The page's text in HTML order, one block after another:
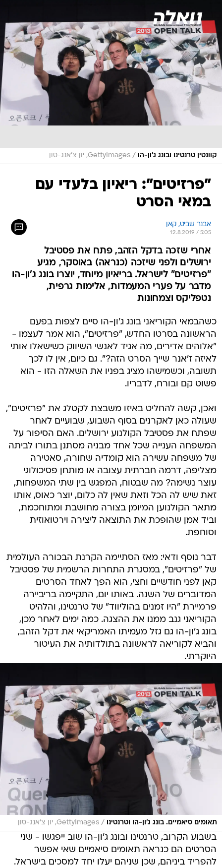
קוונטין טרנטינו ובונג ג'ון-הו / GettyImages, יון צ'אנג-סון
"פרזיטים": ריאיון בלעדי עם
במאי הסרט
אבנר שביט, קאן
12.8.2019 / 5:05
אחרי שזכה בדקל הזהב, פתח את פסטיבל
ירושלים ולפני שיזכה (כנראה) באוסקר, מגיע
"פרזיטים" לישראל. בריאיון מיוחד, יוצרו בונג ג'ון-הו
מדבר על פערי המעמדות, אלימות גרפית,
נטפליקס וצמחונות
כשהבמאי הקוריאני בונג ג'ון-הו סיים לצפות בפעם
הראשונה בסרטו החדש, "פרזיטים", הוא אמר לעצמו -
"אלוהים אדירים, מה אגיד לאנשי השיווק כשישאלו אותי
לאיזה ז'אנר שייך הסרט הזה?". גם כיום, אין לו לכך
תשובה, וכשמישהו מציג בפניו את השאלה הזו - הוא
פשוט קם ובורח, לדבריו.
ואכן, קשה להחליט באיזו משבצת לקטלג את "פרזיטים",
שעולה כאן לאקרנים בסוף השבוע, שבועיים לאחר
שפתח את פסטיבל הקולנוע ירושלים. האם הסיפור על
המשפחה הענייה שכל אחד מבניה מסתנן בתורו לביתה
של משפחה עשירה הוא קומדיה שחורה, סאטירה
מצליפה, דרמה חברתית עצובה או מותחן פסיכולוגי
עוצר נשימה? מה שבטוח, המפגש בין שתי המשפחות,
זאת שיש לה הכל וזאת שאין לה כלום, יוצר כאוס, אותו
מתאר הקולנוען המיומן בצורה מחושבת ומתוחכמת,
וביד אמן שהופכת את התוצאה ליצירה וירטואוזית
וסוחפת.
דבר נוסף ודאי: מאז הסתיימה הקרנת הבכורה העולמית
של "פרזיטים", במסגרת התחרות הרשמית של פסטיבל
קאן לפני חודשיים וחצי, הוא הפך לאחד הסרטים
המדוברים של השנה. באותו יום, התקיימה בריביירה
פרמיירת "היו זמנים בהוליווד" של טרנטינו, והלהיט
הקוריאני גנב ממנו את ההצגה. כמה ימים לאחר מכן,
בונג ג'ון-הו גם גזל מעמיתו האמריקאי את דקל הזהב,
והביא לקוריאה לראשונה בתולדותיה את העיטור
היוקרתי.
תאומים סיאמיים. בונג ג'ון-הו וטרנטינו / GettyImages, יון צ'אנג-סון
בשבוע הקרוב, טרנטינו ובונג ג'ון-הו שוב ייפגשו - שני
הסרטים הם כנראה תאומים סיאמיים שאי אפשר
להפריד ביניהם, שכן שניהם יעלו יחד למסכים בישראל.